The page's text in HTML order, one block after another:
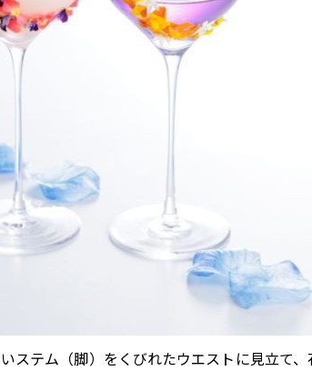
ステム（脚）をくびれたウエストに見立て、